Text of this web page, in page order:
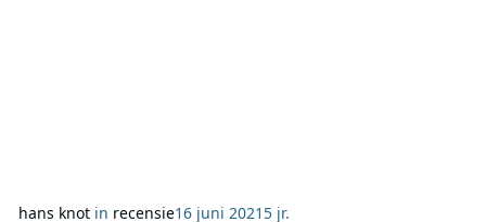
hans knotin recensie16 juni 2021 5 jr.